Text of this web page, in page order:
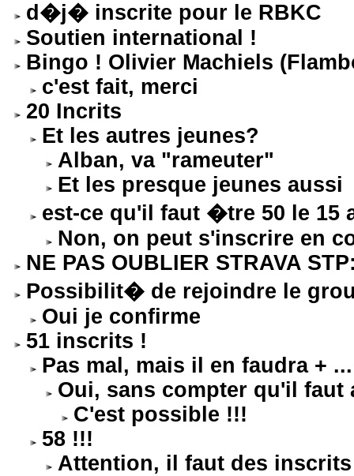
d�j� inscrite pour le RBKC
Soutien international !
Bingo ! Olivier Machiels
c'est fait, merci
20 Incrits
Et les autres jeunes?
Alban, va "rameuter"
Et les presque jeunes aussi
est-ce qu'il faut �tre 50 le 15
Non, on peut s'inscrire en
NE PAS OUBLIER STRAVA
Possibilit� de rejoindre le
Oui je confirme
51 inscrits !
Pas mal, mais il en faudra + ...
Oui, sans compter qu'il faut
C'est possible !!!
58 !!!
Attention, il faut des